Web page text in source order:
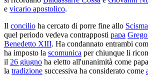
e vicario apostolico.
Il concilio ha cercato di porre fine allo
quel periodo vedeva contrapposti papa
Benedetto XIII. Ha condannato entrambi
ha imposto la scomunica per chiunque li
il 26 giugno ha eletto all'unanimità come papa
la tradizione successiva ha considerato come